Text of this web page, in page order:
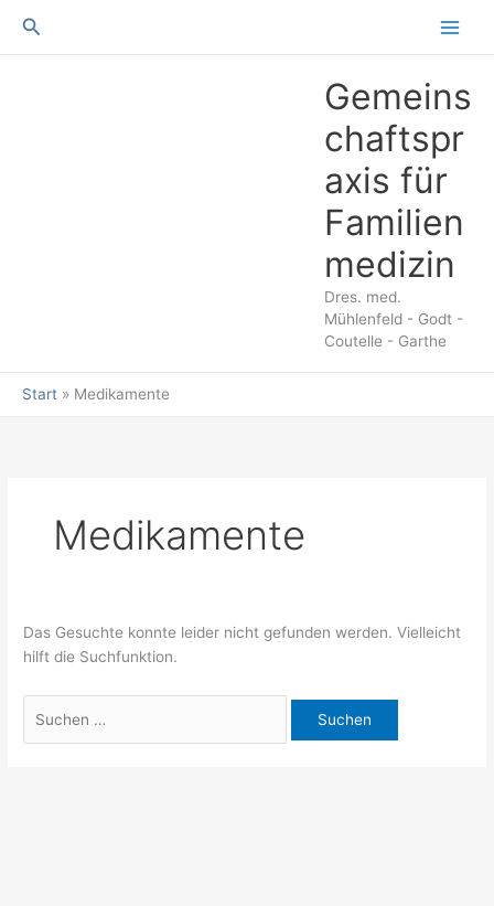
Suchen
Gemeins
chaftspr
axis für
Familien
medizin
Dres. med.
Mühlenfeld - Godt -
Coutelle - Garthe
Start Medikamente
Medikamente
Das Gesuchte konnte leider nicht gefunden werden. Vielleicht
hilft die Suchfunktion.
nach: